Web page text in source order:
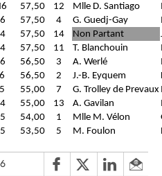
57,50 12 Mlle D. Santiago
57,50 4 G. Guedj-Gay
57,50 14 Non Partant
57,50 11 T. Blanchouin
56,50 3 A. Werlé
56,50 2 J.-B. Eyquem
55,00 7 G. Trolley de Prevaux
55,00 13 A. Gavilan
54,00 1 Mlle M. Vélon
53,50 5 M. Foulon